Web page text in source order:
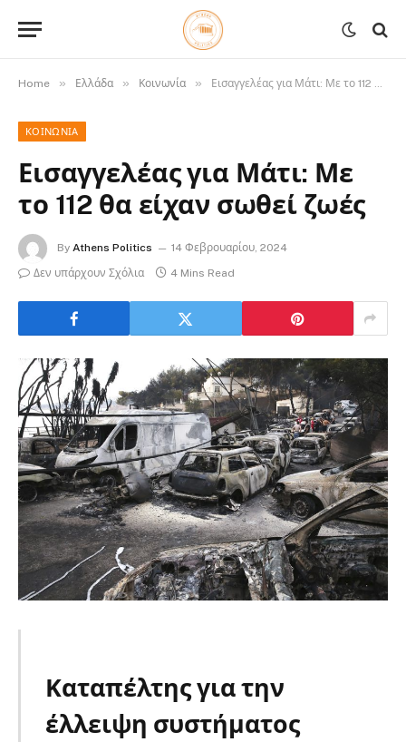
Home » Ελλάδα » Κοινωνία » Εισαγγελέας για Μάτι: Με το 112 θα είχαν σωθεί ζωές
ΚΟΙΝΩΝΊΑ
Εισαγγελέας για Μάτι: Με
το 112 θα είχαν σωθεί ζωές
By Athens Politics
14 Φεβρουαρίου, 2024
Δεν υπάρχουν Σχόλια
4 Mins Read
Καταπέλτης για την
έλλειψη συστήματος